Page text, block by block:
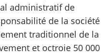
administratif de
de la société
traditionnel de la
et octroie 50 000